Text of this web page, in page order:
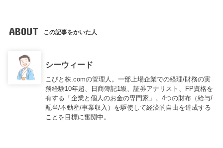
ABOUT この記事をかいた人
シーウィード
こびと株.comの管理人。一部上場企業での経理/財務の実
務経験10年超、日商簿記1級、証券アナリスト、FP資格を
有する「企業と個人のお金の専門家」。4つの財布（給与/
配当/不動産/事業収入）を駆使して経済的自由を達成する
ことを目標に奮闘中。